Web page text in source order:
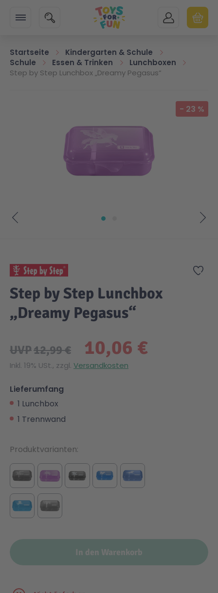
SUCHE MEIN KONTO
Startseite
Kindergarten & Schule
Schule
Essen & Trinken
Lunchboxen
Step by Step Lunchbox „Dreamy Pegasus“
- 23 %
Zur
Step by Step Lunchbox
„Dreamy Pegasus“
10,06 €
UVP12,99 €
Inkl. 19% USt., zzgl. Versandkosten
Lieferumfang
1 Lunchbox
1 Trennwand
In den Warenkorb
Produktvarianten